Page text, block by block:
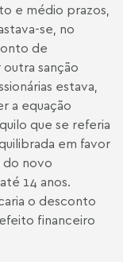
e médio prazos,
se, no
de
sanção
estava,
a equação
que se referia
em favor
do novo
14 anos.
o desconto
financeiro